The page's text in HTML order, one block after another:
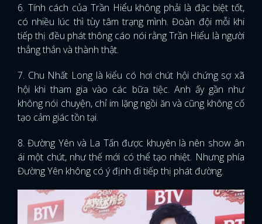
6. Tính cách của Trần Hiểu không phải là đặc biệt tốt,
có nhiều lúc thì tùy tâm trạng mình. Đoàn đội mỗi khi
tiếp thị đều phát thông cáo nói rằng Trần Hiểu là người
thẳng thắn và thành thật.
7. Chu Nhất Long là kiểu có hơi chút hội chứng sợ xã
hội khi tham gia vào các bữa tiệc. Anh ấy gần như
không nói chuyện, chỉ im lặng ngồi ăn và cũng không cố
tạo cảm giác tồn tại.
8. Đường Yên và La Tấn được khuyên là nên show ân
ái một chút, như thế mới có thể tạo nhiệt. Nhưng phía
Đường Yên không có ý định đi tiếp thị phát đường.